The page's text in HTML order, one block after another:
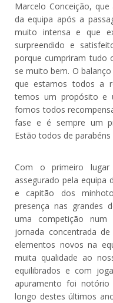
Marcelo Conceição,
da equipa após a
muito intensa e que
surpreendido e
porque cumpriram tudo
se muito bem. O
que estamos todos a
temos um propósito e
fomos todos
fase e é sempre um
Estão todos de
Com o primeiro
assegurado pela equipa
e capitão dos
presença nas grandes
uma competição
jornada concentrada
elementos novos na
muita qualidade ao
equilibrados e com
apuramento foi
longo destes últimos